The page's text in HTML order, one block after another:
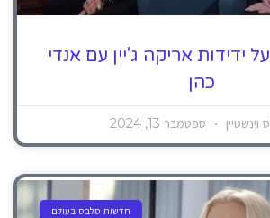
ידידות אריקה ג'יין עם אנדי
כהן
וינשטיין ספטמבר 13, 2024
חדשות סלבס בעולם